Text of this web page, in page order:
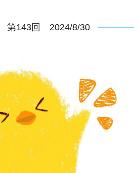
第143回 2024/8/30